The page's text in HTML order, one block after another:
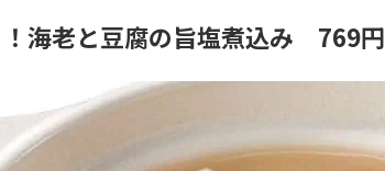
海老と豆腐の旨塩煮込み 769円